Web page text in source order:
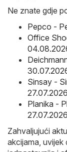
Ne znate gdje
Pepco -
Office
Sinsay -
Planika -
Zahvaljujući
akcijama, uvijek